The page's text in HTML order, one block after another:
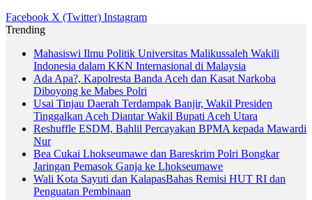
Facebook X (Twitter) Instagram
Trending
Mahasiswi Ilmu Politik Universitas Malikussaleh Wakili
Indonesia dalam KKN Internasional di Malaysia
Ada Apa?, Kapolresta Banda Aceh dan Kasat Narkoba
Diboyong ke Mabes Polri
Usai Tinjau Daerah Terdampak Banjir, Wakil Presiden
Tinggalkan Aceh Diantar Wakil Bupati Aceh Utara
Reshuffle ESDM, Bahlil Percayakan BPMA kepada Mawardi
Nur
Bea Cukai Lhokseumawe dan Bareskrim Polri Bongkar
Jaringan Pemasok Ganja ke Lhokseumawe
Wali Kota Sayuti dan KalapasBahas Remisi HUT RI dan
Penguatan Pembinaan